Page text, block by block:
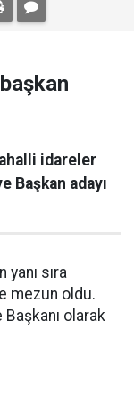
idareler
Başkan adayı
sıra
mezun oldu.
olarak